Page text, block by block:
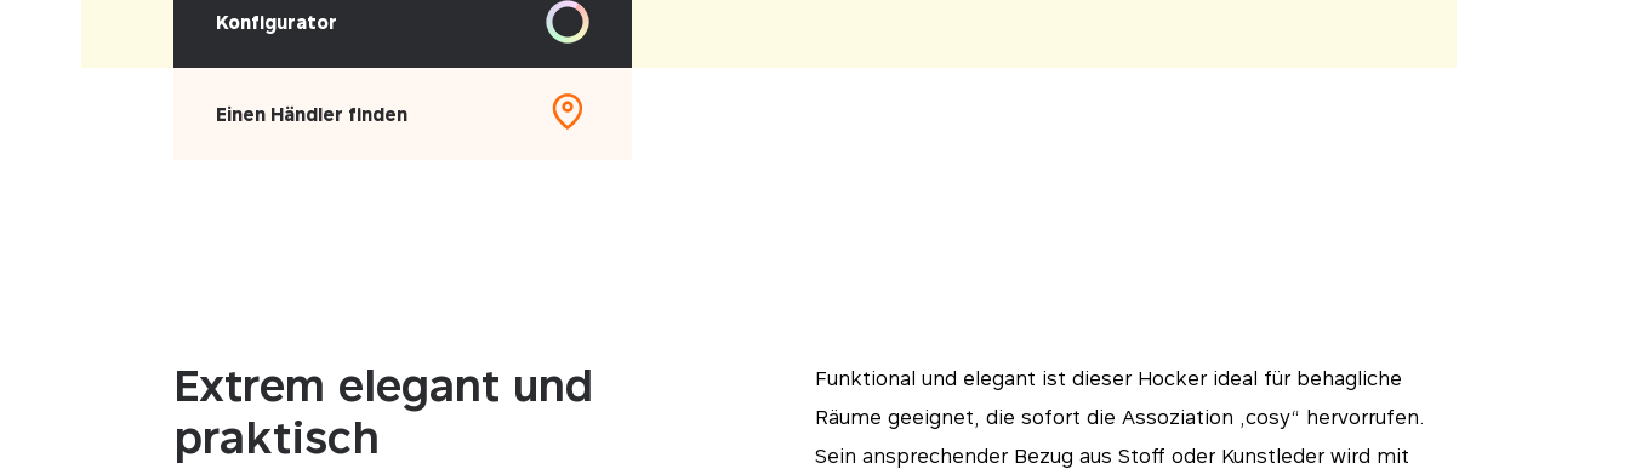
Konfigurator
Einen Händler finden
Extrem elegant und
praktisch
Funktional und elegant ist dieser Hocker ideal für behagliche
Räume geeignet, die sofort die Assoziation „cosy“ hervorrufen.
Sein ansprechender Bezug aus Stoff oder Kunstleder wird mit